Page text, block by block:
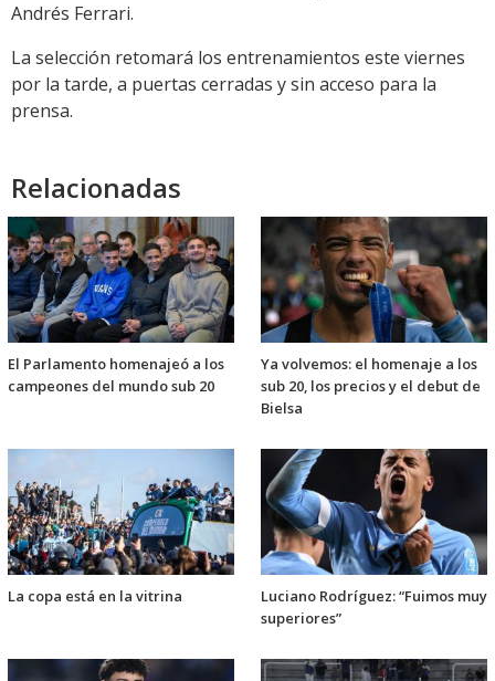
Andrés Ferrari.
La selección retomará los entrenamientos este viernes
por la tarde, a puertas cerradas y sin acceso para la
prensa.
Relacionadas
El Parlamento homenajeó a los
campeones del mundo sub 20
Ya volvemos: el homenaje a los
sub 20, los precios y el debut de
Bielsa
La copa está en la vitrina
Luciano Rodríguez: “Fuimos muy
superiores”